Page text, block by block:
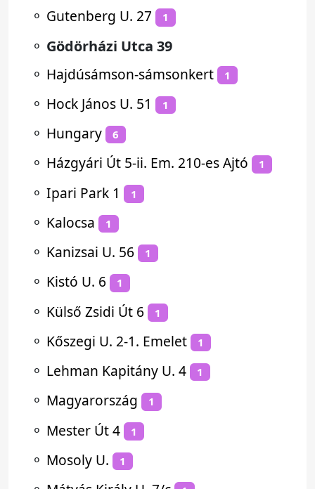
⚬ Gutenberg U. 27 1
⚬ Gödörházi Utca 39
⚬ Hajdúsámson-sámsonkert 1
⚬ Hock János U. 51 1
⚬ Hungary 6
⚬ Házgyári Út 5-ii. Em. 210-es Ajtó 1
⚬ Ipari Park 1 1
⚬ Kalocsa 1
⚬ Kanizsai U. 56 1
⚬ Kistó U. 6 1
⚬ Külső Zsidi Út 6 1
⚬ Kőszegi U. 2-1. Emelet 1
⚬ Lehman Kapitány U. 4 1
⚬ Magyarország 1
⚬ Mester Út 4 1
⚬ Mosoly U. 1